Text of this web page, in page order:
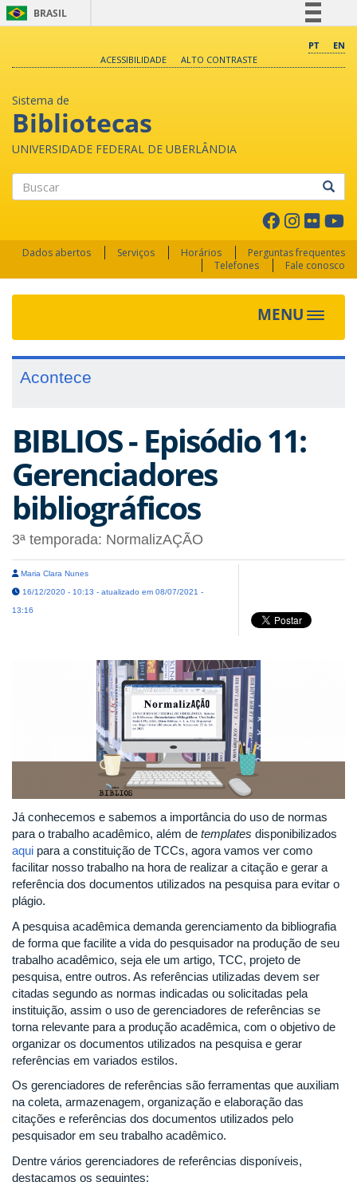
BRASIL
Comunica BR
PT
EN
ACESSIBILIDADE
ALTO CONTRASTE
Sistema de
Bibliotecas
UNIVERSIDADE FEDERAL DE UBERLÂNDIA
Dados abertos Serviços Horários
Perguntas frequentes
Telefones
Fale conosco
MENU Toggle
Acontece
BIBLIOS - Episódio 11:
Gerenciadores
bibliográficos
3ª temporada: NormalizAÇÃO
Maria Clara Nunes
16/12/2020 - 10:13 - atualizado em 08/07/2021 -
13:16
Já conhecemos e sabemos a importância do uso de normas
para o trabalho acadêmico, além de templates disponibilizados
aqui para a constituição de TCCs, agora vamos ver como
facilitar nosso trabalho na hora de realizar a citação e gerar a
referência dos documentos utilizados na pesquisa para evitar o
plágio.
A pesquisa acadêmica demanda gerenciamento da bibliografia
de forma que facilite a vida do pesquisador na produção de seu
trabalho acadêmico, seja ele um artigo, TCC, projeto de
pesquisa, entre outros. As referências utilizadas devem ser
citadas segundo as normas indicadas ou solicitadas pela
instituição, assim o uso de gerenciadores de referências se
torna relevante para a produção acadêmica, com o objetivo de
organizar os documentos utilizados na pesquisa e gerar
referências em variados estilos.
Os gerenciadores de referências são ferramentas que auxiliam
na coleta, armazenagem, organização e elaboração das
citações e referências dos documentos utilizados pelo
pesquisador em seu trabalho acadêmico.
Dentre vários gerenciadores de referências disponíveis,
destacamos os seguintes: